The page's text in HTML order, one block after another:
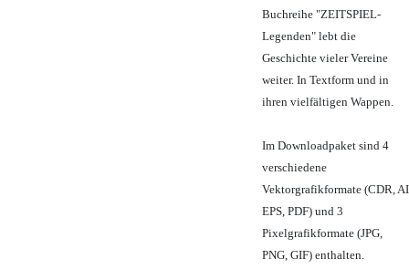
Buchreihe "ZEITSPIEL-
Legenden" lebt die
Geschichte vieler Vereine
weiter. In Textform und in
ihren vielfältigen Wappen.
Im Downloadpaket sind 4
verschiedene
Vektorgrafikformate (CDR, AI
EPS, PDF) und 3
Pixelgrafikformate (JPG,
PNG, GIF) enthalten.